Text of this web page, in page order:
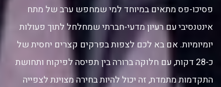
פסיכו-פס מתאים במיוחד למי שמחפש ערב של מתח
אינטנסיבי עם רעיון מדעי-חברתי שמחלחל לתוך פעולות
יומיומיות. אם בא לכם לצפות בפרקים קצרים יחסית של
כ-28 דקות, עם חלוקה ברורה בין תפיסה לפיקוח ותחושת
התקדמות מתמדת, זה יכול להיות בחירה מצוינת לצפייה